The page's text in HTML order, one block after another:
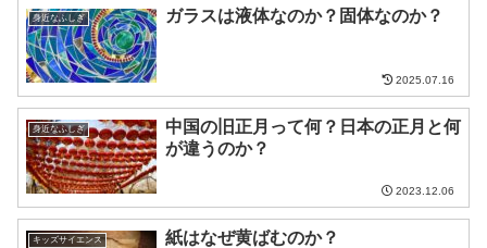
身近なふしぎ ガラスは液体なのか？固体なのか？
2025.07.16
身近なふしぎ
中国の旧正月って何？日本の正月と何
が違うのか？
2023.12.06
キッズサイエンス 紙はなぜ黄ばむのか？